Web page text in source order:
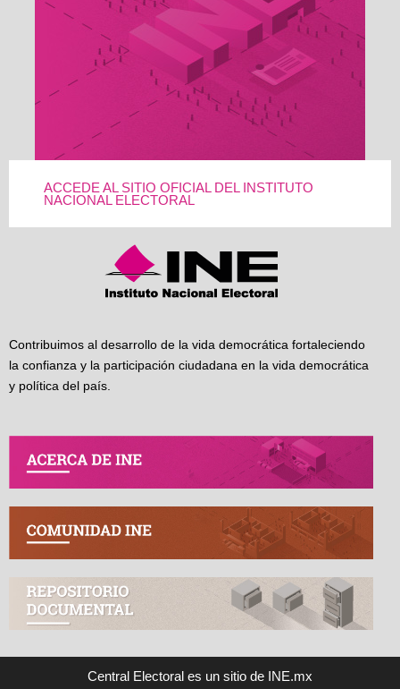
ACCEDE AL SITIO OFICIAL DEL INSTITUTO
NACIONAL ELECTORAL
Contribuimos al desarrollo de la vida democrática fortaleciendo
la confianza y la participación ciudadana en la vida democrática
y política del país.
Central Electoral es un sitio de INE.mx